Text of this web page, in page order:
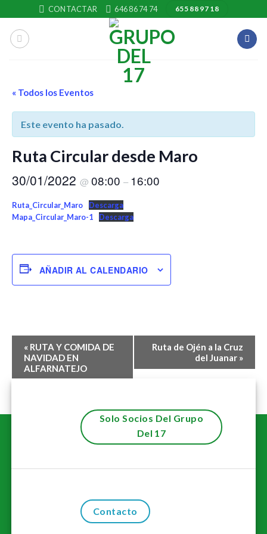
to
content
CONTACTAR 646 86 74 74 655 88 97 18
« Todos los Eventos
Este evento ha pasado.
Ruta Circular desde Maro
30/01/2022 @ 08:00 – 16:00
Ruta_Circular_Maro
Descarga
Mapa_Circular_Maro-1
Descarga
AÑADIR AL CALENDARIO
Navegación
del
Evento
« RUTA Y COMIDA DE
NAVIDAD EN
ALFARNATEJO
Ruta de Ojén a la Cruz
del Juanar »
Solo Socios Del Grupo
Del 17
Contacto